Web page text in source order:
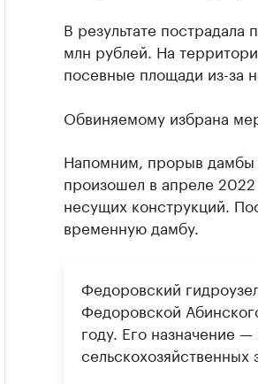
В результате пострадала
млн рублей. На
посевные площади из-за
Обвиняемому избрана
Напомним, прорыв дамбы
произошел в апреле
несущих конструкций.
временную дамбу.
Федоровский
Федоровской
году. Его назначение
сельскохозяйственных